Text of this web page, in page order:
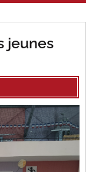
jeunes